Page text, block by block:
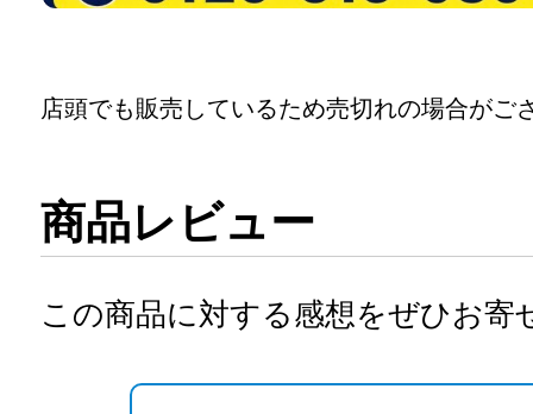
店頭でも販売しているため売切れの場合がご
商品レビュー
この商品に対する感想をぜひお寄